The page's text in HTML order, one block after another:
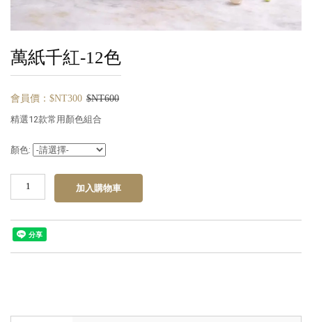
萬紙千紅-12色
會員價：$NT300 $NT600
精選12款常用顏色組合
顏色: